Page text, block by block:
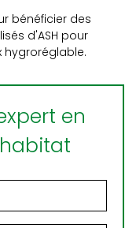
bénéficier des
d'ASH pour
hygroréglable.
en